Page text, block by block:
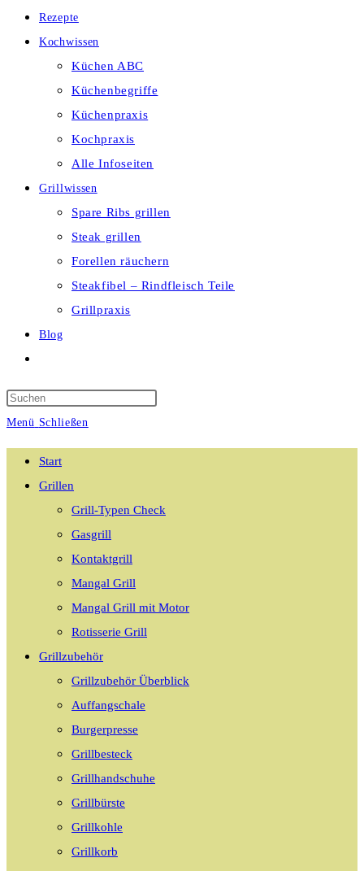
Rezepte
Kochwissen
Küchen ABC
Küchenbegriffe
Küchenpraxis
Kochpraxis
Alle Infoseiten
Grillwissen
Spare Ribs grillen
Steak grillen
Forellen räuchern
Steakfibel – Rindfleisch Teile
Grillpraxis
Blog
umschalten
Menü Schließen
Start
Grillen
Grill-Typen Check
Gasgrill
Kontaktgrill
Mangal Grill
Mangal Grill mit Motor
Rotisserie Grill
Grillzubehör
Grillzubehör Überblick
Auffangschale
Burgerpresse
Grillbesteck
Grillhandschuhe
Grillbürste
Grillkohle
Grillkorb